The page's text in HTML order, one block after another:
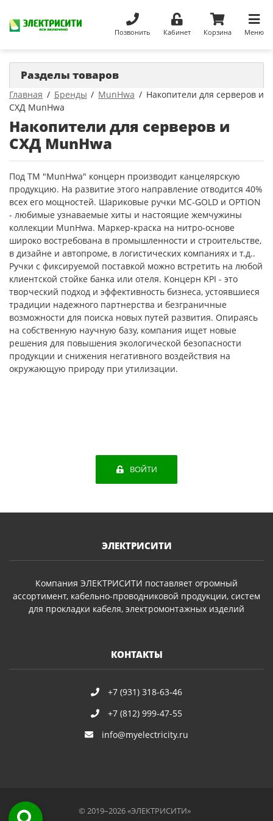
Позвонить Кабинет Корзина Меню
Главная Бренды MunHwa
Накопители для серверов и
СХД MunHwa
Накопители для серверов и
СХД MunHwa
Под ТМ "MunHwa" концерн производит канцелярскую
продукцию. На развитие этого направление отводится 40%
всех его мощностей. Шариковые ручки MC-GOLD и OPTION
- любимые узнаваемые хиты и настоящие жемчужины
коллекции MunHwa. Маркер-краска на нитро-основе
широко востребована в промышленности и строительстве,
в дизайне и автопроме, в логистических компаниях и т.д..
Ручки с фиксируемой поставкой можно встретить на любой
клиентской стойке банка или отеля. Концерн KPI - это
творческий подход и эффективность бизнеса, устоявшиеся
традиции надежного партнерства и безграничные
возможности для поиска новых путей развития. Опираясь
на собственную научную базу, компания ищет новые
решения для повышения экологической безопасности
продукции и снижения негативного воздействия на
окружающую природу при утилизации.
Разделы товаров
ВОЙТИ
ЭЛЕКТРИСИТИ
Компания ЭЛЕКТРИСИТИ поставляет огромный
ассортимент, кабельно-проводниковой продукции, систем
для прокладки кабеля, электромонтажных изделий
КОНТАКТЫ
+7 (931) 318-63-46
+7 (812) 999-47-55
info@myelectricity.ru
© 2019–2026 «ЭЛЕКТРИСИТИ»